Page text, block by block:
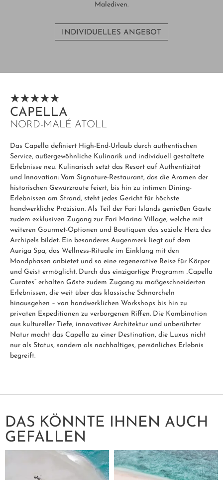
Malediven.
INDIVIDUELLES ANGEBOT
CAPELLA
NORD-MALÉ ATOLL
Das Capella definiert High-End-Urlaub durch authentischen
Service, außergewöhnliche Kulinarik und individuell gestaltete
Erlebnisse neu. Kulinarisch setzt das Resort auf Authentizität
und Innovation: Vom Signature-Restaurant, das die Aromen der
historischen Gewürzroute feiert, bis hin zu intimen Dining-
Erlebnissen am Strand, steht jedes Gericht für höchste
handwerkliche Präzision. Als Teil der Fari Islands genießen Gäste
zudem exklusiven Zugang zur Fari Marina Village, welche mit
weiteren Gourmet-Optionen und Boutiquen das soziale Herz des
Archipels bildet. Ein besonderes Augenmerk liegt auf dem
Auriga Spa, das Wellness-Rituale im Einklang mit den
Mondphasen anbietet und so eine regenerative Reise für Körper
und Geist ermöglicht. Durch das einzigartige Programm „Capella
Curates“ erhalten Gäste zudem Zugang zu maßgeschneiderten
Erlebnissen, die weit über das klassische Schnorcheln
hinausgehen – von handwerklichen Workshops bis hin zu
privaten Expeditionen zu verborgenen Riffen. Die Kombination
aus kultureller Tiefe, innovativer Architektur und unberührter
Natur macht das Capella zu einer Destination, die Luxus nicht
nur als Status, sondern als nachhaltiges, persönliches Erlebnis
begreift.
DAS KÖNNTE IHNEN AUCH
GEFALLEN